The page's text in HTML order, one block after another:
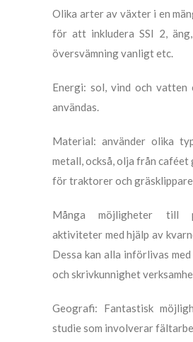
Olika arter av växter i en
för att inkludera SSI 2,
översvämning vanligt etc.
Energi: sol, vind och vatten
användas.
Material: använder olika
metall, också, olja från
för traktorer och
Många möjligheter till
aktiviteter med hjälp av
Dessa kan alla införlivas
och skrivkunnighet
Geografi: Fantastisk
studie som involverar